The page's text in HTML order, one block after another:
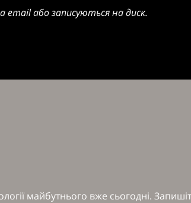
email або записуються на диск.
майбутнього вже сьогодні.